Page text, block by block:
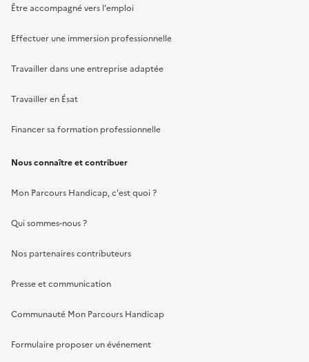
Être accompagné vers l'emploi
Effectuer une immersion professionnelle
Travailler dans une entreprise adaptée
Travailler en Ésat
Financer sa formation professionnelle
Nous connaître et contribuer
Mon Parcours Handicap, c'est quoi ?
Qui sommes-nous ?
Nos partenaires contributeurs
Presse et communication
Communauté Mon Parcours Handicap
Formulaire proposer un événement